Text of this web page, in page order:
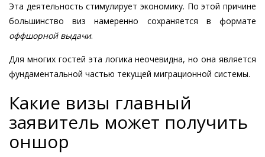
Эта деятельность стимулирует экономику. По этой причине
большинство виз намеренно сохраняется в формате
оффшорной выдачи.
Для многих гостей эта логика неочевидна, но она является
фундаментальной частью текущей миграционной системы.
Какие визы главный
заявитель может получить
оншор